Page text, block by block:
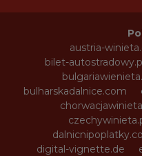
austria-
bilet-
bulharskadalnice.com
digital-vignette.de